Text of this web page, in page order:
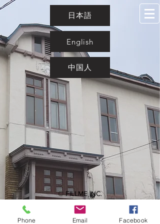
日本語
English
中国人
© FILLME INC.
Phone Email Facebook